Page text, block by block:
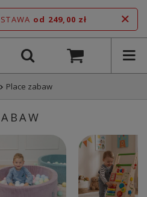
od 249,00 zł
Place zabaw